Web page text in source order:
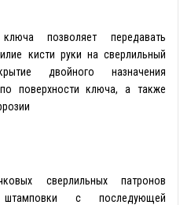
позволяет передавать
кисти руки на сверлильный
двойного назначения
поверхности ключа, а также
сверлильных патронов
с последующей